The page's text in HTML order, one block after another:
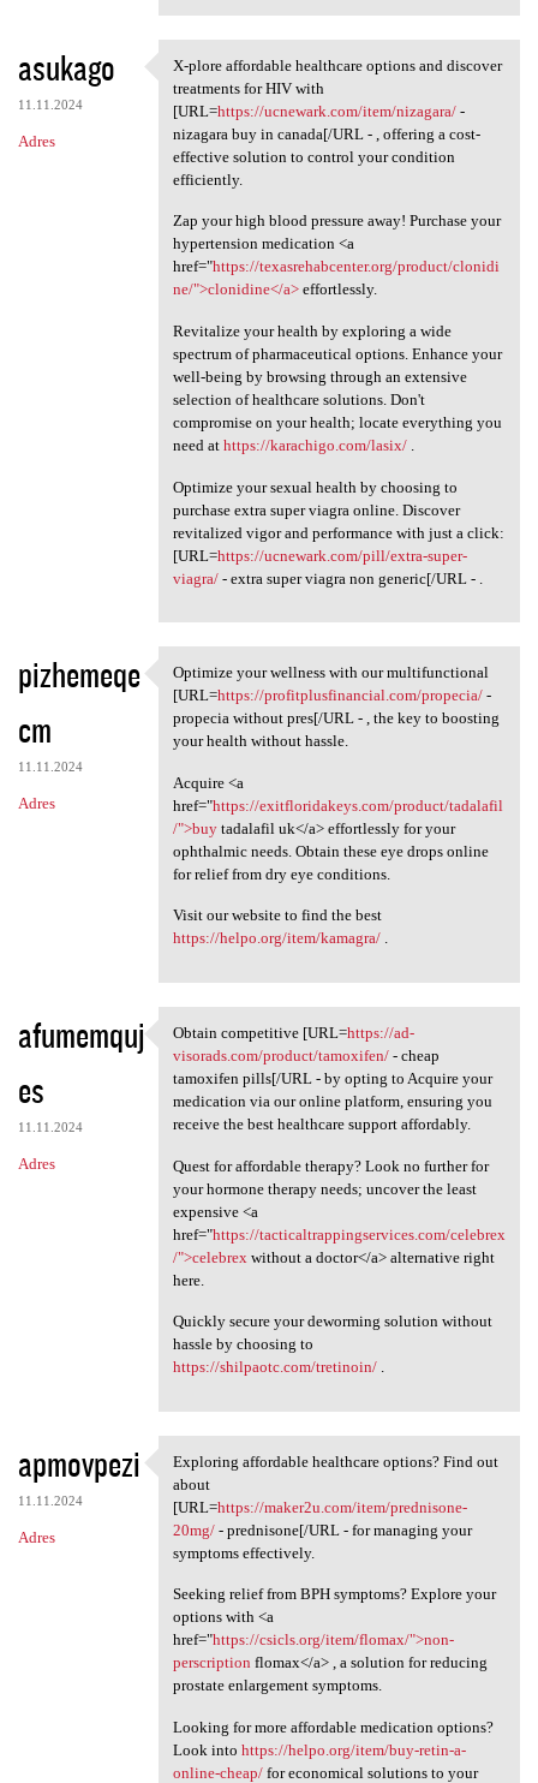
asukago
11.11.2024
Adres
X-plore affordable healthcare
X-plore affordable healthcare options and discover
treatments for HIV with
[URL=https://ucnewark.com/item/nizagara/-
nizagara buy in canada[/URL - , offering a cost-
effective solution to control your condition
efficiently.
Zap your high blood pressure away! Purchase your
hypertension medication <a
href="https://texasrehabcenter.org/product/clonidi
ne/">clonidine</a>effortlessly.
Revitalize your health by exploring a wide
spectrum of pharmaceutical options. Enhance your
well-being by browsing through an extensive
selection of healthcare solutions. Don't
compromise on your health; locate everything you
need at https://karachigo.com/lasix/.
Optimize your sexual health by choosing to
purchase extra super viagra online. Discover
revitalized vigor and performance with just a click:
[URL=https://ucnewark.com/pill/extra-super-
viagra/- extra super viagra non generic[/URL - .
pizhemeqe
cm
11.11.2024
Adres
Optimize your wellness with
Optimize your wellness with our multifunctional
[URL=https://profitplusfinancial.com/propecia/-
propecia without pres[/URL - , the key to boosting
your health without hassle.
Acquire <a
href="https://exitfloridakeys.com/product/tadalafil
/">buytadalafil uk</a> effortlessly for your
ophthalmic needs. Obtain these eye drops online
for relief from dry eye conditions.
Visit our website to find the best
https://helpo.org/item/kamagra/.
afumemquj
es
11.11.2024
Adres
Obtain competitive [URL=https
Obtain competitive [URL=https://ad-
visorads.com/product/tamoxifen/- cheap
tamoxifen pills[/URL - by opting to Acquire your
medication via our online platform, ensuring you
receive the best healthcare support affordably.
Quest for affordable therapy? Look no further for
your hormone therapy needs; uncover the least
expensive <a
href="https://tacticaltrappingservices.com/celebrex
/">celebrex without a doctor</a> alternative right
here.
Quickly secure your deworming solution without
hassle by choosing to
https://shilpaotc.com/tretinoin/.
apmovpezi
11.11.2024
Adres
Exploring affordable
Exploring affordable healthcare options? Find out
about
[URL=https://maker2u.com/item/prednisone-
20mg/- prednisone[/URL - for managing your
symptoms effectively.
Seeking relief from BPH symptoms? Explore your
options with <a
href="https://csicls.org/item/flomax/">non-
perscription flomax</a> , a solution for reducing
prostate enlargement symptoms.
Looking for more affordable medication options?
Look into https://helpo.org/item/buy-retin-a-
online-cheap/for economical solutions to your